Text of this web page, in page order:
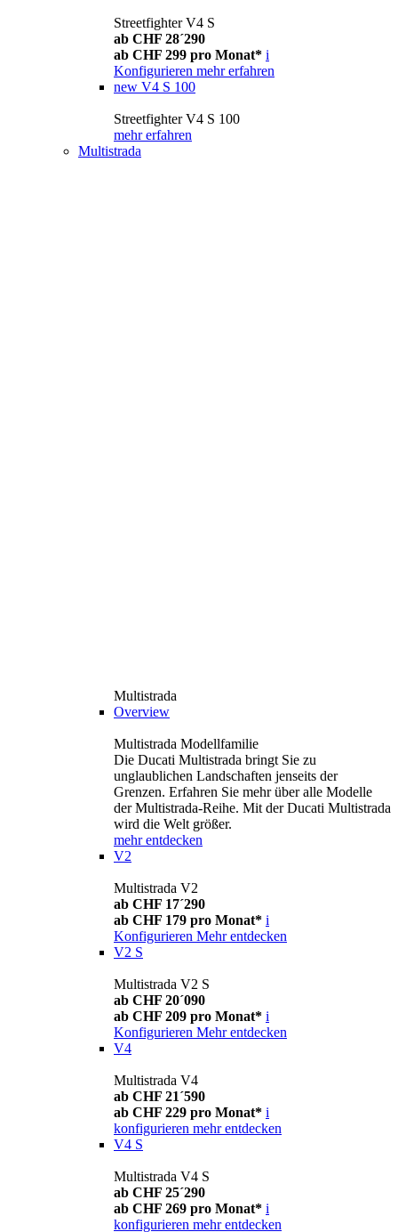
Streetfighter V4 S
ab CHF 28´290
ab CHF 299 pro Monat* i
Konfigurieren mehr erfahren
new V4 S 100
Streetfighter V4 S 100
mehr erfahren
Multistrada
Multistrada
Overview
Multistrada Modellfamilie
Die Ducati Multistrada bringt Sie zu
unglaublichen Landschaften jenseits der
Grenzen. Erfahren Sie mehr über alle Modelle
der Multistrada-Reihe. Mit der Ducati Multistrada
wird die Welt größer.
mehr entdecken
V2
Multistrada V2
ab CHF 17´290
ab CHF 179 pro Monat* i
Konfigurieren Mehr entdecken
V2 S
Multistrada V2 S
ab CHF 20´090
ab CHF 209 pro Monat* i
Konfigurieren Mehr entdecken
V4
Multistrada V4
ab CHF 21´590
ab CHF 229 pro Monat* i
konfigurieren mehr entdecken
V4 S
Multistrada V4 S
ab CHF 25´290
ab CHF 269 pro Monat* i
konfigurieren mehr entdecken